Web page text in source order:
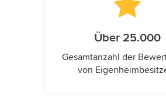
Über 25.000
Gesamtanzahl der
von